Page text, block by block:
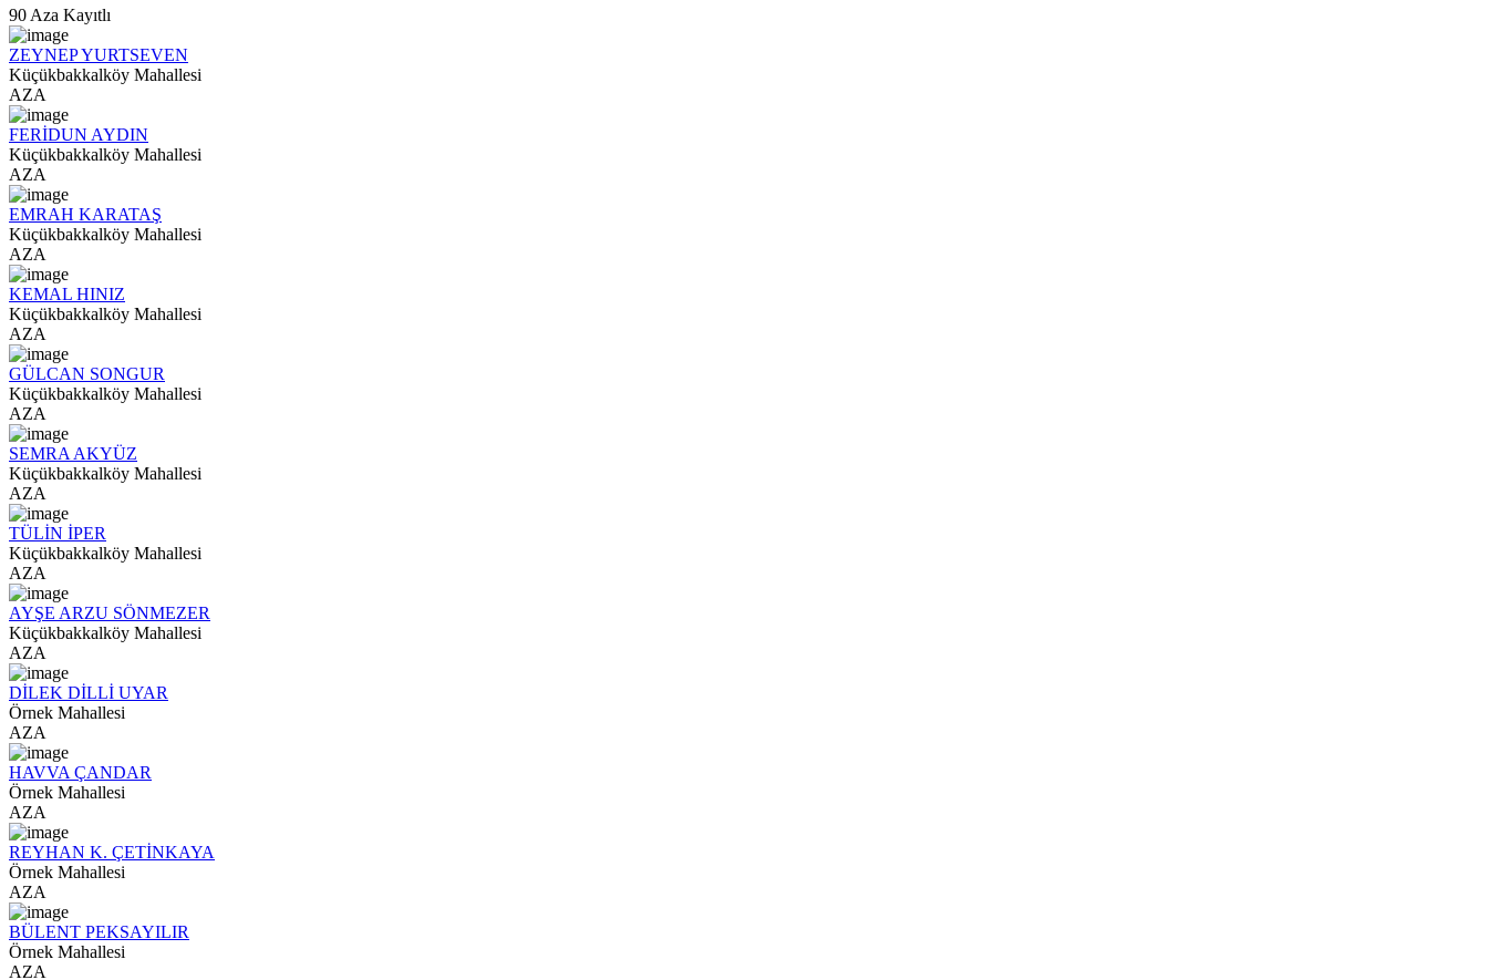
90 Aza Kayıtlı
ZEYNEP YURTSEVEN
Küçükbakkalköy Mahallesi
AZA
FERİDUN AYDIN
Küçükbakkalköy Mahallesi
AZA
EMRAH KARATAŞ
Küçükbakkalköy Mahallesi
AZA
KEMAL HINIZ
Küçükbakkalköy Mahallesi
AZA
GÜLCAN SONGUR
Küçükbakkalköy Mahallesi
AZA
SEMRA AKYÜZ
Küçükbakkalköy Mahallesi
AZA
TÜLİN İPER
Küçükbakkalköy Mahallesi
AZA
AYŞE ARZU SÖNMEZER
Küçükbakkalköy Mahallesi
AZA
DİLEK DİLLİ UYAR
Örnek Mahallesi
AZA
HAVVA ÇANDAR
Örnek Mahallesi
AZA
REYHAN K. ÇETİNKAYA
Örnek Mahallesi
AZA
BÜLENT PEKSAYILIR
Örnek Mahallesi
AZA